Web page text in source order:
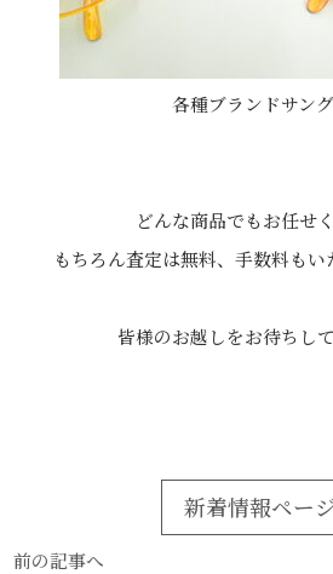
各種ブランドサン
どんな商品でもお任せ
もちろん査定は無料、手数料も
皆様のお越しをお待ちして
新着情報ペー
前の記事へ